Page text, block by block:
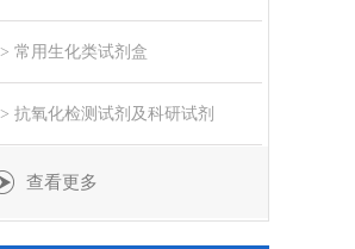
> 常用生化类试剂盒
> 抗氧化检测试剂及科研试剂
查看更多